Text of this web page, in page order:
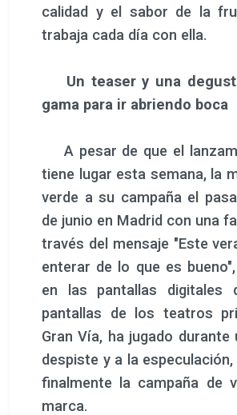
calidad y el sabor de la
trabaja cada día con ella.
Un teaser y una
gama para ir abriendo boca
A pesar de que el
tiene lugar esta semana, la
verde a su campaña el
de junio en Madrid con una
través del mensaje "Este
enterar de lo que es
en las pantallas digitales
pantallas de los teatros
Gran Vía, ha jugado durante
despiste y a la
finalmente la campaña de
marca.